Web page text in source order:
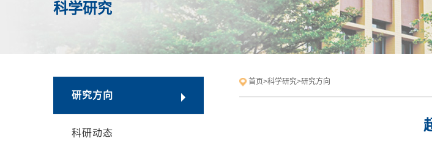
科学研究
研究方向
科研动态
首页>科学研究>研究方向